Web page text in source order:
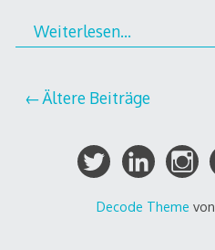
Weiterlesen…
Beitragsnavigation
Ältere Beiträge
Decode Theme von